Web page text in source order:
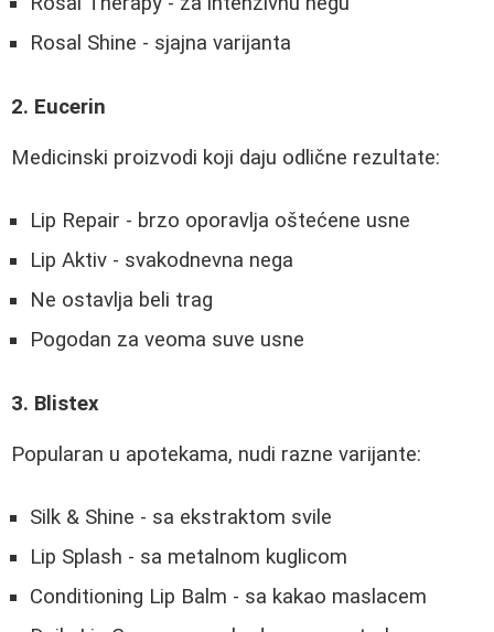
Rosal Shine - sjajna varijanta
2. Eucerin
Medicinski proizvodi koji daju odlične rezultate:
Lip Repair - brzo oporavlja oštećene usne
Lip Aktiv - svakodnevna nega
Ne ostavlja beli trag
Pogodan za veoma suve usne
3. Blistex
Popularan u apotekama, nudi razne varijante:
Silk & Shine - sa ekstraktom svile
Lip Splash - sa metalnom kuglicom
Conditioning Lip Balm - sa kakao maslacem